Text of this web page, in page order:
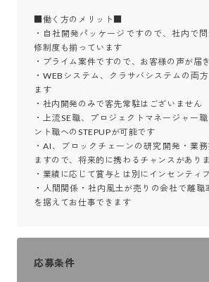
■働く方のメリット■
・自社開発パッケージですので、社内で
修制度も揃っています
・プライム案件ですので、お客様の声が届
・WEBシステム、クラサバシステムの両
ます
・社内開発のみで客先常駐はございません
・上流SE職、プロジェクトマネージャー
ント職へのSTEPUPが可能です
・AI、ブロックチェーンの研究開発・業
ますので、将来的に携わるチャンスがあり
・業績に応じて賞与とは別にインセンティ
・人間関係・社内風土が売りの会社で離
を据えてお仕事できます
応募条件